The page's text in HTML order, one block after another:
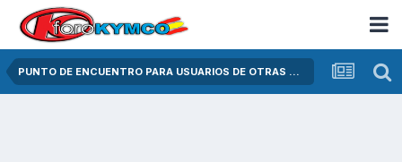
PUNTO DE ENCUENTRO PARA USUARIOS DE OTRAS MARCAS